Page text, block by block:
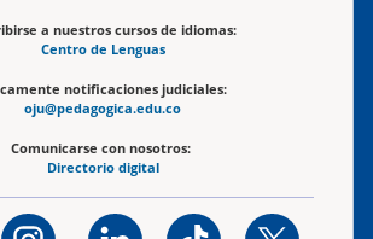
a nuestros cursos de idiomas:
Centro de Lenguas
notificaciones judiciales:
oju@pedagogica.edu.co
Comunicarse con nosotros:
Directorio digital